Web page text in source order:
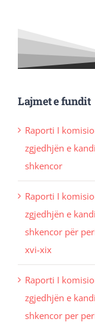
Lajmet e fundit
Raporti I
zgjedhjën e
shkencor
Raporti I
zgjedhjën e
shkencor për
xvi-xix
Raporti I
zgjedhjën e
shkencor per